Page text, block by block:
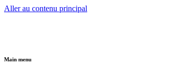
Aller au contenu principal
Main menu